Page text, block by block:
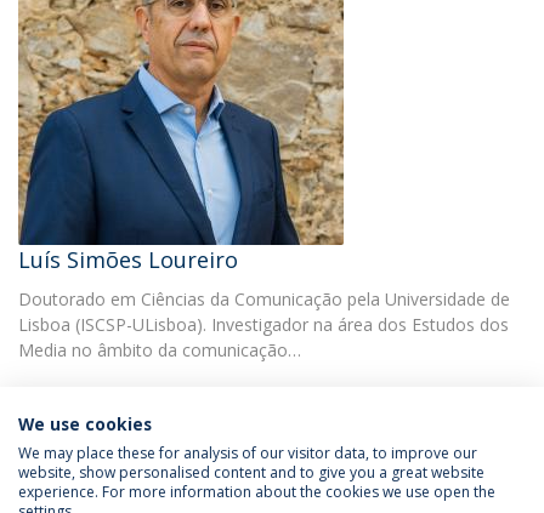
Luís Simões Loureiro
Doutorado em Ciências da Comunicação pela Universidade de
Lisboa (ISCSP-ULisboa). Investigador na área dos Estudos dos
Media no âmbito da comunicação…
Política de Privacidade Termos & Condições
We use cookies
We may place these for analysis of our visitor data, to improve our
website, show personalised content and to give you a great website
experience. For more information about the cookies we use open the